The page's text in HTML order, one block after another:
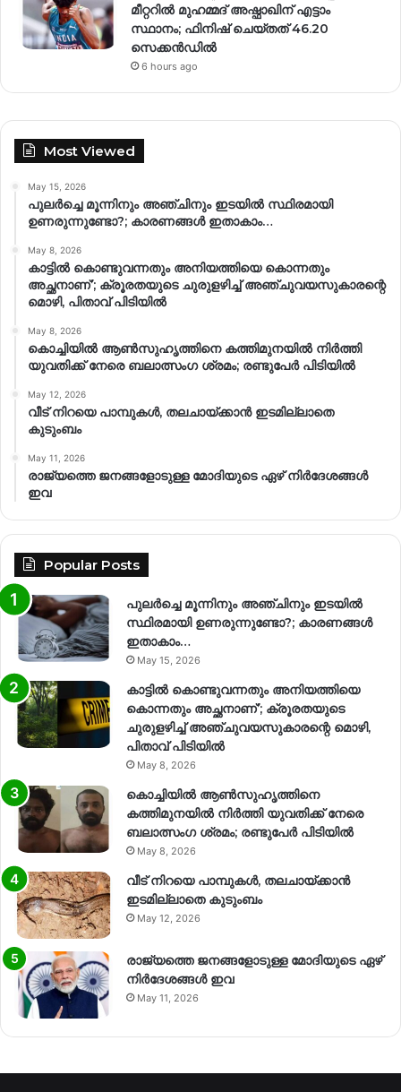
മീറ്ററിൽ മുഹമ്മദ് അഷ്ഫാഖിന് എട്ടാം
സ്ഥാനം; ഫിനിഷ് ചെയ്തത് 46.20
സെക്കൻഡിൽ
6 hours ago
Most Viewed
May 15, 2026
പുലർച്ചെ മൂന്നിനും അഞ്ചിനും ഇടയിൽ സ്ഥിരമായി
ഉണരുന്നുണ്ടോ?; കാരണങ്ങള്‍ ഇതാകാം…
May 8, 2026
കാട്ടിൽ കൊണ്ടുവന്നതും അനിയത്തിയെ കൊന്നതും
അച്ഛനാണ്’; ക്രൂരതയുടെ ചുരുളഴിച്ച് അഞ്ചുവയസുകാരന്റെ
മൊഴി, പിതാവ് പിടിയിൽ
May 8, 2026
കൊച്ചിയിൽ ആൺസുഹൃത്തിനെ കത്തിമുനയിൽ നിർത്തി
യുവതിക്ക് നേരെ ബലാത്സംഗ​ ശ്രമം; രണ്ടുപേർ പിടിയിൽ
May 12, 2026
വീട് നിറയെ പാമ്പുകൾ, തലചായ്ക്കാൻ ഇടമില്ലാതെ
കുടുംബം
May 11, 2026
രാജ്യത്തെ ജനങ്ങളോടുള്ള മോദിയുടെ ഏഴ് നിര്‍ദേശങ്ങള്‍
ഇവ
Popular Posts
പുലർച്ചെ മൂന്നിനും അഞ്ചിനും ഇടയിൽ
സ്ഥിരമായി ഉണരുന്നുണ്ടോ?; കാരണങ്ങള്‍
ഇതാകാം…
May 15, 2026
കാട്ടിൽ കൊണ്ടുവന്നതും അനിയത്തിയെ
കൊന്നതും അച്ഛനാണ്’; ക്രൂരതയുടെ
ചുരുളഴിച്ച് അഞ്ചുവയസുകാരന്റെ മൊഴി,
പിതാവ് പിടിയിൽ
May 8, 2026
കൊച്ചിയിൽ ആൺസുഹൃത്തിനെ
കത്തിമുനയിൽ നിർത്തി യുവതിക്ക് നേരെ
ബലാത്സംഗ​ ശ്രമം; രണ്ടുപേർ പിടിയിൽ
May 8, 2026
വീട് നിറയെ പാമ്പുകൾ, തലചായ്ക്കാൻ
ഇടമില്ലാതെ കുടുംബം
May 12, 2026
രാജ്യത്തെ ജനങ്ങളോടുള്ള മോദിയുടെ ഏഴ്
നിര്‍ദേശങ്ങള്‍ ഇവ
May 11, 2026